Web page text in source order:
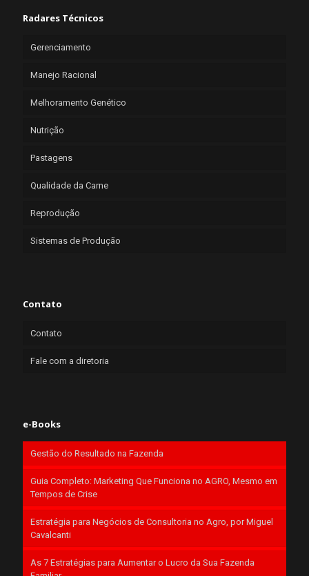
Radares Técnicos
Gerenciamento
Manejo Racional
Melhoramento Genético
Nutrição
Pastagens
Qualidade da Carne
Reprodução
Sistemas de Produção
Contato
Contato
Fale com a diretoria
e-Books
Gestão do Resultado na Fazenda
Guia Completo: Marketing Que Funciona no AGRO, Mesmo em
Tempos de Crise
Estratégia para Negócios de Consultoria no Agro, por Miguel
Cavalcanti
As 7 Estratégias para Aumentar o Lucro da Sua Fazenda